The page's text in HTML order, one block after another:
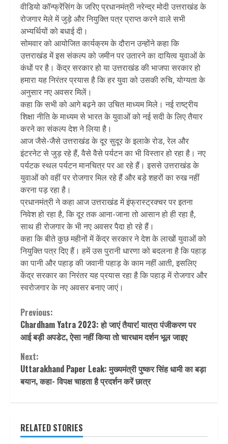
वीडियो कॉन्फ्रेंसिंग के जरिए प्रधानमंत्री नरेन्‍द्र मोदी उत्तराखंड के
रोजगार मेले में जुड़े और नियुक्ति पत्र प्राप्त करने वाले सभी
अभ्यर्थियों को बधाई दी।
सोमवार को आयोजित कार्यक्रम के दौरान उन्‍होंने कहा कि
उत्तराखंड में इस संकल्प को जमीन पर उतारने का दायित्व युवाओं के
कंधों पर है। केंद्र सरकार हो या उत्तराखंड की भाजपा सरकार हो
हमारा यह निरंतर प्रयास है कि हर युवा को उसकी रुचि, योग्यता के
अनुसार नए अवसर मिलें।
कहा कि सभी को आगे बढ़ने का उचित माध्यम मिले। नई राष्ट्रीय
शिक्षा नीति के माध्यम से भारत के युवाओं को नई सदी के लिए तैयार
करने का संकल्प देश ने लिया है।
आज जैसे-जैसे उत्तराखंड के दूर सुदूर के इलाके रोड, रेल और
इंटरनेट से जुड़ रहे हैं, वैसे वैसे पर्यटन का भी विस्तार हो रहा है। नए
पर्यटक स्थल पर्यटन मानचित्र पर आ रहे हैं। इससे उत्तराखंड के
युवाओं को वहीं पर रोजगार मिल रहे हैं और बड़े शहरों का रुख नहीं
करना पड़ रहा है।
प्रधानमंत्री ने कहा आज उत्तराखंड में इंफ्रास्ट्रक्चर पर इतना
निवेश हो रहा है, कि दूर तक आना-जाना तो आसान हो ही रहा है,
साथ ही रोजगार के भी नए अवसर पैदा हो रहे हैं।
कहा कि बीते कुछ महीनों में केंद्र सरकार ने देश के लाखों युवाओं को
नियुक्ति पत्र दिए हैं। हमें उस पुरानी धारणा को बदलना है कि पहाड़
का पानी और पहाड़ की जवानी पहाड़ के काम नहीं आती, इसलिए
केंद्र सरकार का निरंतर यह प्रयास रहा है कि पहाड़ में रोजगार और
स्वरोजगार के नए अवसर बनाए जाएं।
Continue
Reading
Previous:
Chardham Yatra 2023: हो जाएं तैयार! यात्रा पंजीकरण पर
आई बड़ी अपडेट, ऐसा नहीं किया तो चारधाम दर्शन भूल जाइए
Next:
Uttarakhand Paper Leak: मुख्‍यमंत्री पुष्‍कर सिंह धामी का बड़ा
बयान, कहा- विपक्ष चाहता है प्रदर्शन करें छात्र
RELATED STORIES